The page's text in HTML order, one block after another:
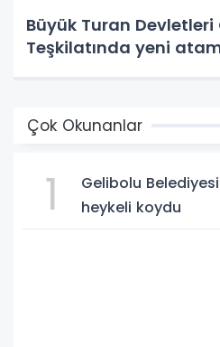
Büyük Turan Devletleri
Teşkilatında yeni
Çok Okunanlar
1
Gelibolu
heykeli koydu